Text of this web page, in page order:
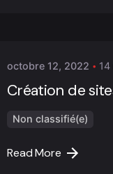
octobre 12, 2022 14
Création de
Non classifié(e)
Read More